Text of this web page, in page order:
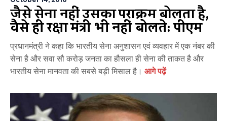
जैसे सेना नहीं उसका पराक्रम बोलता है,
वैसे ही रक्षा मंत्री भी नहीं बोलते: पीएम
प्रधानमंत्री ने कहा कि भारतीय सेना अनुशासन एवं व्यवहार में एक नंबर की
सेना है और सवा सौ करोड़ जनता का हौसला ही सेना की ताकत है और
भारतीय सेना मानवता की सबसे बड़ी मिसाल है। आगे पढ़ें